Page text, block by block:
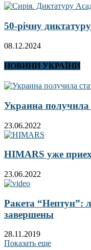
50-річну
08.12.2024
НОВИНИ УКРАЇНИ
Украина получила
23.06.2022
HIMARS уже
23.06.2022
Ракета “Нептун”:
завершены
28.11.2019
Показать еще